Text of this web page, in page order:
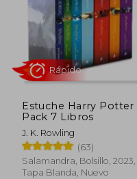
30%
dcto.
$
$
Estuche Harry Potter
Pack 7 Libros
J. K. Rowling
(63)
Salamandra, Bolsillo, 2023,
Tapa Blanda, Nuevo